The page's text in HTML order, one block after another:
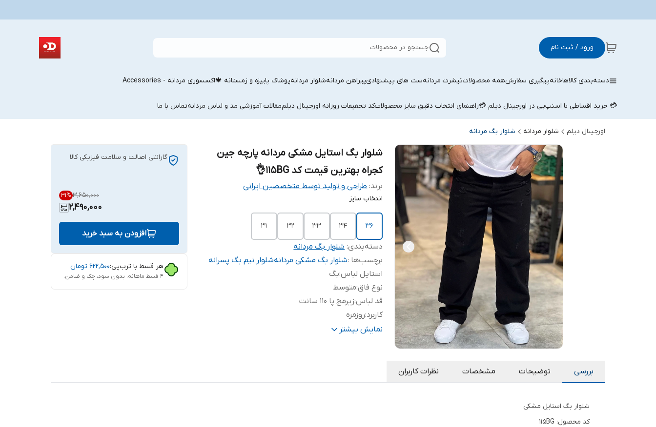
ورود / ثبت نام جستجو در محصولات
دسته‌بندی کالاهاخانهپیگیری سفارشهمه محصولاتتیشرت مردانهست های پیشنهادیپیراهن مردانهشلوار مردانهپوشاک پاییزه و زمستانه 🍁اکسسوری مردانه - Accessories
💳 خرید اقساطی با اسنپ‌پی در اورجینال دیلم 💳راهنمای انتخاب دقیق سایز محصولاتکد تخفیفات روزانه اورجینال دیلممقالات آموزشی مد و لباس مردانهتماس با ما
اورجینال دیلم شلوار مردانه شلوار بگ مردانه
شلوار بگ استایل مشکی مردانه پارچه جین
کجراه بهترین قیمت کد 115BG👌
برند: طراحی و تولید توسط متخصصین ایرانی
انتخاب سایز
36
34
33
32
31
دسته‌بندی:شلوار بگ مردانه
برچسب‌ها :شلوار بگ مشکی مردانهشلوار نیم بگ پسرانه
استایل لباس:بگ
نوع فاق:متوسط
قد لباس:زیرمچ پا 110 سانت
کاربرد:روزمره
پارچه: کویر کجراه درجه یکنمایش بیشتر
گارانتی اصالت و سلامت فیزیکی کالا
۳٬۶۵۰٬۰۰۰ 31%
2,490,000
افزودن به سبد خرید
هر قسط با ترب‌پی:۶۲۲٬۵۰۰ تومان
۴ قسط ماهانه. بدون سود، چک و ضامن.
بررسی توضیحات مشخصات نظرات کاربران
شلوار بگ استایل مشکی
کد محصول: 115BG